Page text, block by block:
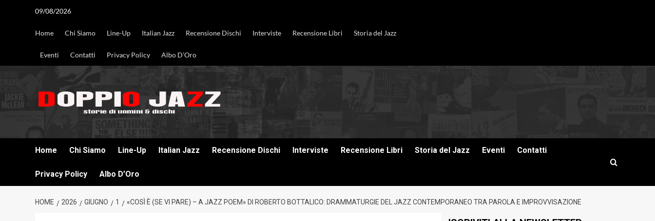
09/08/2026
Home Chi Siamo Line-Up Italian Jazz Recensione Dischi Interviste Recensione Libri Storia del Jazz
Eventi Contatti Privacy Policy Albo D’Oro
Home Chi Siamo Line-Up Italian Jazz Recensione Dischi Interviste Recensione Libri Storia del Jazz Eventi Contatti
Privacy Policy Albo D’Oro
HOME 2026 GIUGNO 1 «COSÌ È (SE VI PARE) – A JAZZ POEM» DI ROBERTO BOTTALICO: DRAMMATURGIE DEL JAZZ CONTEMPORANEO TRA PAROLA E IMPROVVISAZIONE